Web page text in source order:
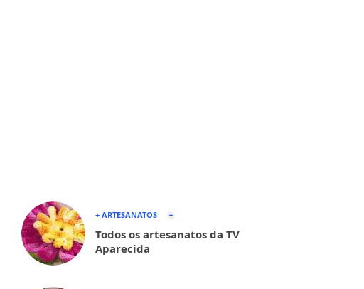
+ ARTESANATOS
Todos os artesanatos da TV
Aparecida